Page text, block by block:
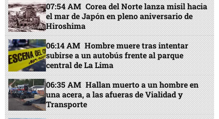
07:54 AM Corea del Norte lanza misil hacia
el mar de Japón en pleno aniversario de
Hiroshima
06:14 AM Hombre muere tras intentar
subirse a un autobús frente al parque
central de La Lima
06:35 AM Hallan muerto a un hombre en
una acera, a las afueras de Vialidad y
Transporte